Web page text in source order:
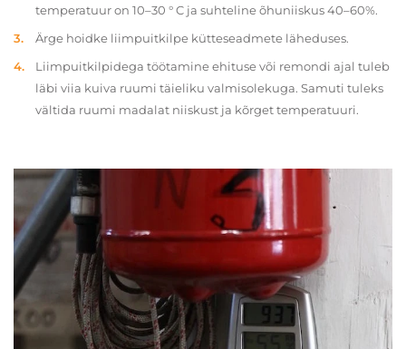
temperatuur on 10–30 ° C ja suhteline õhuniiskus 40–60%.
Ärge hoidke liimpuitkilpe kütteseadmete läheduses.
Liimpuitkilpidega töötamine ehituse või remondi ajal tuleb
läbi viia kuiva ruumi täieliku valmisolekuga. Samuti tuleks
vältida ruumi madalat niiskust ja kõrget temperatuuri.